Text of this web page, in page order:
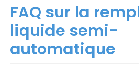
FAQ sur la
liquide semi-
automatique